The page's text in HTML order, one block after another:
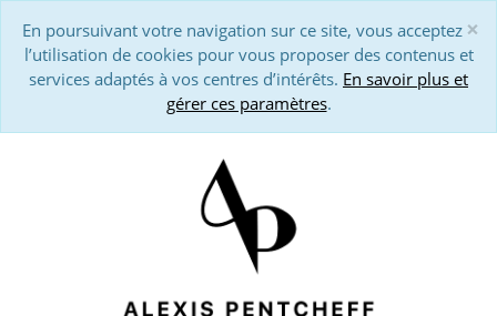
×
En poursuivant votre navigation sur ce site, vous acceptez
l’utilisation de cookies pour vous proposer des contenus et
services adaptés à vos centres d’intérêts. En savoir plus et
gérer ces paramètres.